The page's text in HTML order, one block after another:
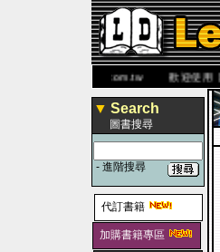
www.leaderbook.com.tw歡迎使用 國民
▼ Search
圖書搜尋
- 進階搜尋
代訂書籍
加購書籍專區